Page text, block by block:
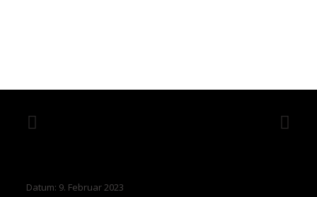
Datum: 9. Februar 2023